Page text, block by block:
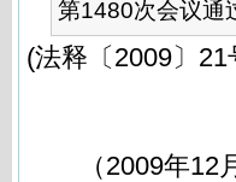
第1480次会议通
(法释〔2009〕21
（2009年12月